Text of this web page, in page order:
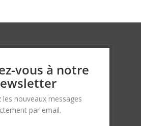
vous à notre
les nouveaux messages
par email.